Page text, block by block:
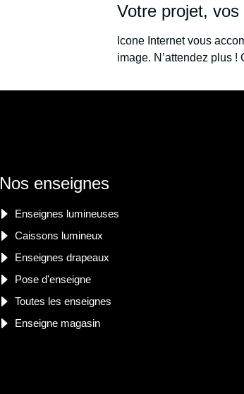
Votre projet,
Icone Internet vous
image. N’attendez plus
Nos enseignes
Enseignes lumineuses
Caissons lumineux
Enseignes drapeaux
Pose d'enseigne
Toutes les enseignes
Enseigne magasin